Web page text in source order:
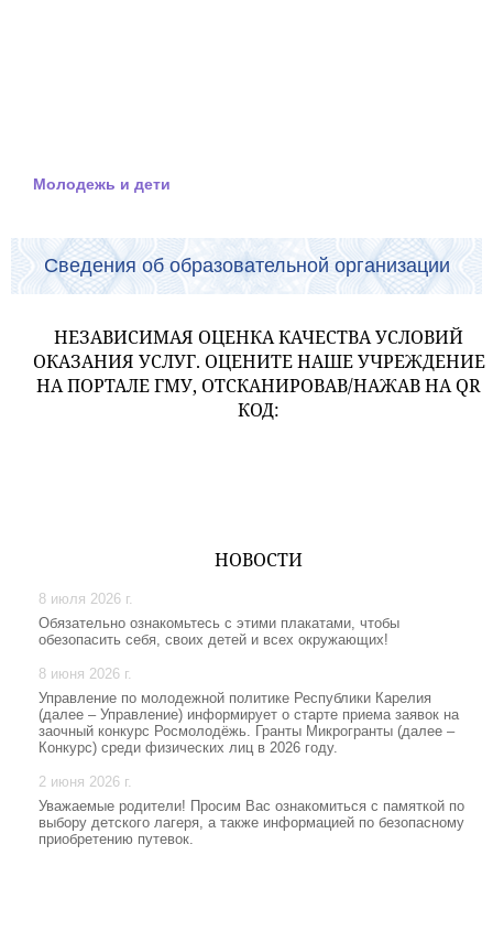
Молодежь и дети
Сведения об образовательной организации
НЕЗАВИСИМАЯ ОЦЕНКА КАЧЕСТВА УСЛОВИЙ
ОКАЗАНИЯ УСЛУГ. ОЦЕНИТЕ НАШЕ УЧРЕЖДЕНИЕ
НА ПОРТАЛЕ ГМУ, ОТСКАНИРОВАВ/НАЖАВ НА QR
КОД:
НОВОСТИ
8 июля 2026 г.
Обязательно ознакомьтесь с этими плакатами, чтобы
обезопасить себя, своих детей и всех окружающих!
8 июня 2026 г.
Управление по молодежной политике Республики Карелия
(далее – Управление) информирует о старте приема заявок на
заочный конкурс Росмолодёжь. Гранты Микрогранты (далее –
Конкурс) среди физических лиц в 2026 году.
2 июня 2026 г.
Уважаемые родители! Просим Вас ознакомиться с памяткой по
выбору детского лагеря, а также информацией по безопасному
приобретению путевок.